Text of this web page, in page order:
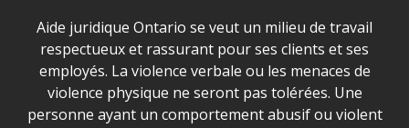
Déclaration sur la sécurité dans les locaux d'AJO.
Aide juridique Ontario se veut un milieu de travail
respectueux et rassurant pour ses clients et ses
employés. La violence verbale ou les menaces de
violence physique ne seront pas tolérées. Une
personne ayant un comportement abusif ou violent